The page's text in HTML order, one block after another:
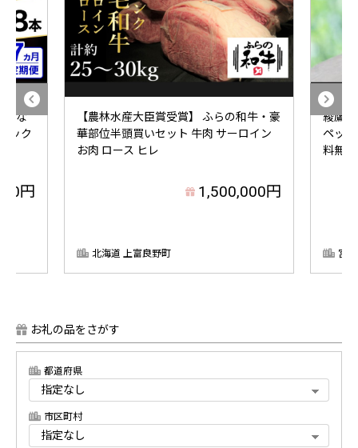
くな
ック
円
【農林水産大臣賞受賞】 ふらの和牛・豪
華部位半頭買いセット 牛肉 サーロイン
お肉 ロース ヒレ
1,500,000円
北海道 上富良野町
綾鷹
ペッ
料無料
宮
お礼の品をさがす
都道府県
市区町村